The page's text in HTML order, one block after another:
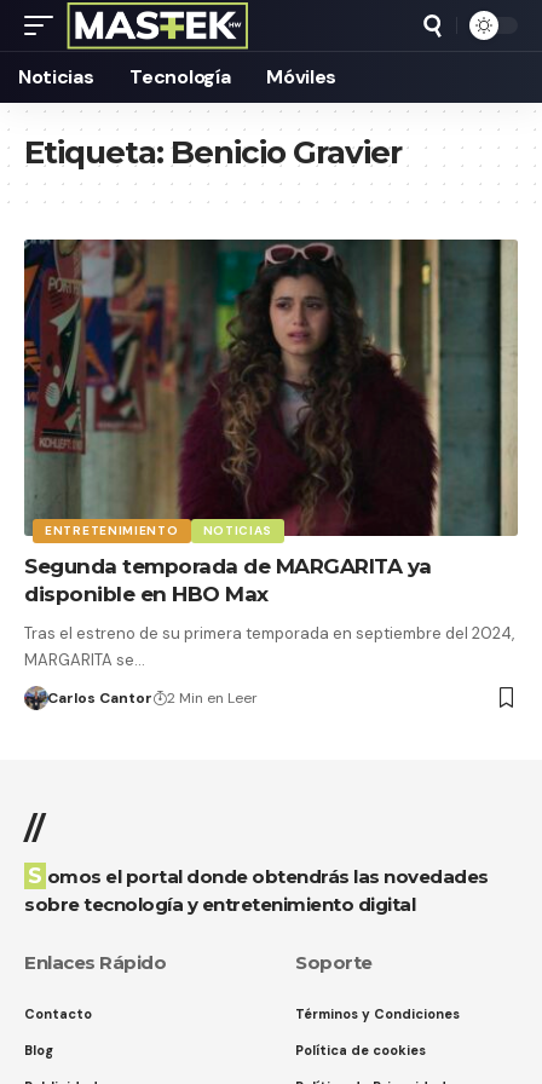
Noticias Tecnología Móviles
Etiqueta:Benicio Gravier
ENTRETENIMIENTO NOTICIAS
Segunda temporada de MARGARITA ya
disponible en HBO Max
Tras el estreno de su primera temporada en septiembre del 2024,
MARGARITA se…
Carlos Cantor 2 Min en Leer
//
Somos el portal donde obtendrás las novedades
sobre tecnología y entretenimiento digital
Enlaces Rápido
Contacto
Blog
Soporte
Términos y Condiciones
Política de cookies